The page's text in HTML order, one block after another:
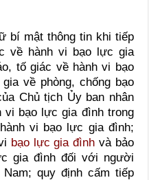
bí mật thông tin khi tiếp
về hành vi bạo lực gia
tố giác về hành vi bạo
về phòng, chống bạo
Chủ tịch Ủy ban nhân
vi bạo lực gia đình trong
vi bạo lực gia đình;
bạo lực gia đình và bảo
gia đình đối với người
quy định cấm tiếp